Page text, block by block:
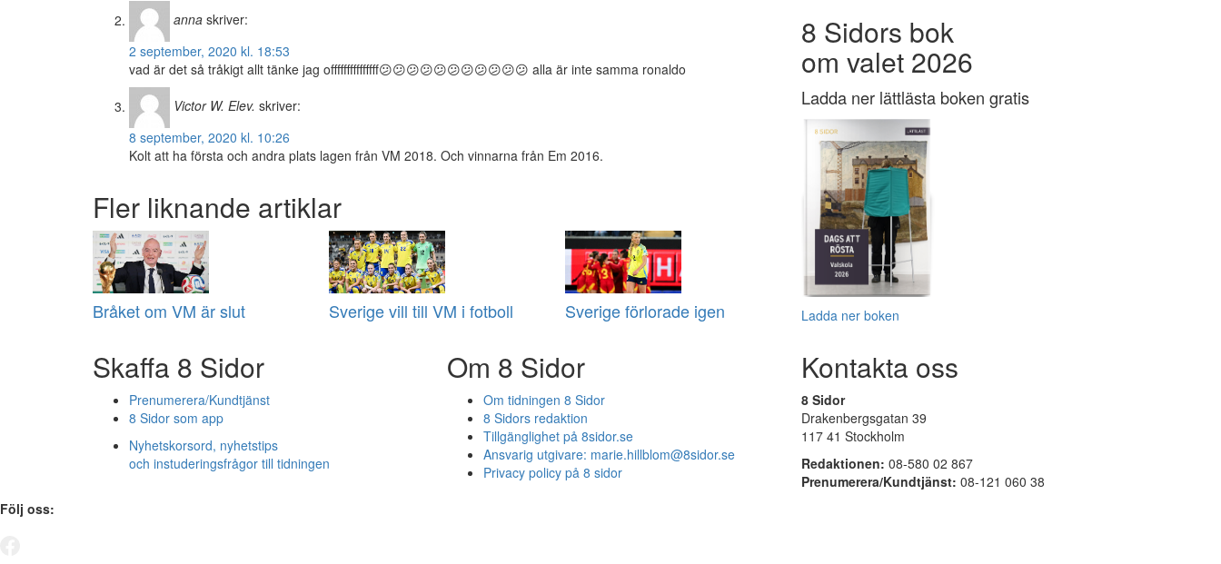
anna skriver:
2 september, 2020 kl. 18:53
vad är det så tråkigt allt tänke jag offfffffffffffff😕😕😕😕😕😕😕😕😕😕😕 alla är inte samma ronaldo
Victor W. Elev. skriver:
8 september, 2020 kl. 10:26
Kolt att ha första och andra plats lagen från VM 2018. Och vinnarna från Em 2016.
Fler liknande artiklar
Bråket om VM är slut Sverige vill till VM i fotboll Sverige förlorade igen
8 Sidors bok
om valet 2026
Ladda ner lättlästa boken gratis
Ladda ner boken
Skaffa 8 Sidor
Prenumerera/Kundtjänst
8 Sidor som app
Nyhetskorsord, nyhetstips
och instuderingsfrågor till tidningen
Om 8 Sidor
Om tidningen 8 Sidor
8 Sidors redaktion
Tillgänglighet på 8sidor.se
Ansvarig utgivare: marie.hillblom@8sidor.se
Privacy policy på 8 sidor
Kontakta oss
8 Sidor
Drakenbergsgatan 39
117 41 Stockholm
Redaktionen: 08-580 02 867
Prenumerera/Kundtjänst: 08-121 060 38
Följ oss: